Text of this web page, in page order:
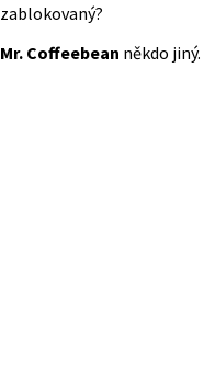
zablokovaný?
Mr. Coffeebean někdo jiný.